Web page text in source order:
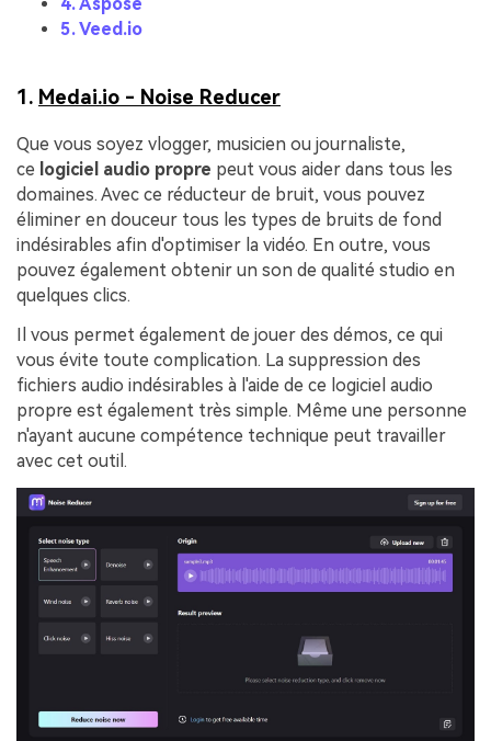
4. Aspose
5. Veed.io
1. Medai.io - Noise Reducer
Que vous soyez vlogger, musicien ou journaliste,
ce logiciel audio propre peut vous aider dans tous les
domaines. Avec ce réducteur de bruit, vous pouvez
éliminer en douceur tous les types de bruits de fond
indésirables afin d'optimiser la vidéo. En outre, vous
pouvez également obtenir un son de qualité studio en
quelques clics.
Il vous permet également de jouer des démos, ce qui
vous évite toute complication. La suppression des
fichiers audio indésirables à l'aide de ce logiciel audio
propre est également très simple. Même une personne
n'ayant aucune compétence technique peut travailler
avec cet outil.